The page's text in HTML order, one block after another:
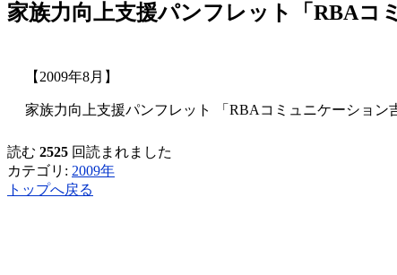
家族力向上支援パンフレット「RBAコ
【2009年8月】
家族力向上支援パンフレット 「RBAコミュニケーション
読む 2525 回読まれました
カテゴリ: 2009年
トップへ戻る